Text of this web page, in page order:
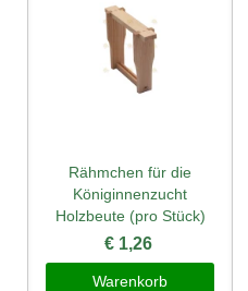
Rähmchen für die
Königinnenzucht
Holzbeute (pro Stück)
€ 1,26
Warenkorb